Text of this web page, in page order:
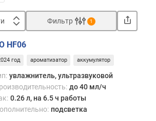
Фильтр 1
HF06
год ароматизатор аккумулятор
увлажнитель, ультразвуковой
до 40 мл/ч
0.26 л, на 6.5 ч работы
подсветка